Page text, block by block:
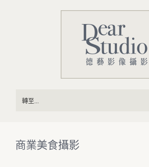
轉至...
商業美食攝影